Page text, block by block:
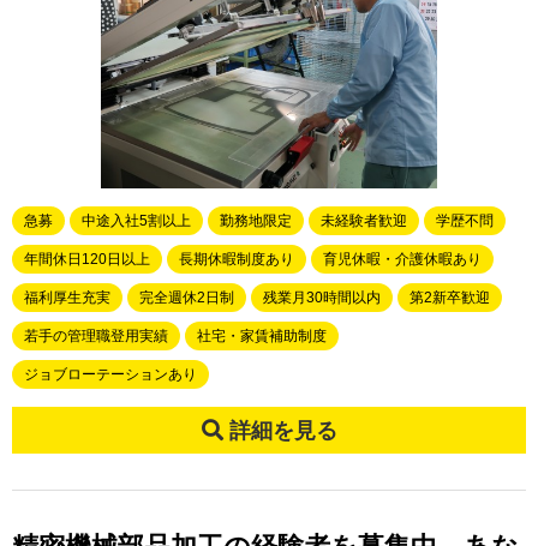
急募 中途入社5割以上 勤務地限定 未経験者歓迎 学歴不問
年間休日120日以上 長期休暇制度あり 育児休暇・介護休暇あり
福利厚生充実 完全週休2日制 残業月30時間以内 第2新卒歓迎
若手の管理職登用実績 社宅・家賃補助制度
ジョブローテーションあり
詳細を見る